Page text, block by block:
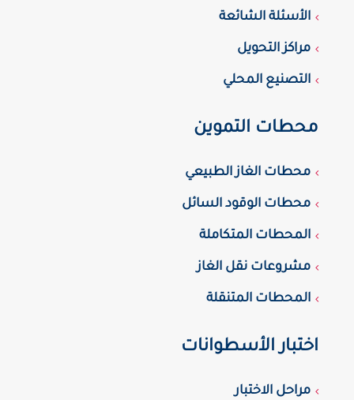
الأسئلة الشائعة
مراكز التحويل
التصنيع المحلي
محطات التموين
محطات الغاز الطبيعي
محطات الوقود السائل
المحطات المتكاملة
مشروعات نقل الغاز
المحطات المتنقلة
اختبار الأسطوانات
مراحل الاختبار